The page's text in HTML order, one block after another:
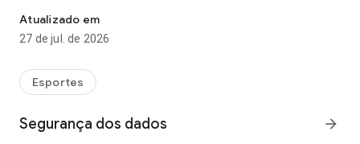
treino com videos de futebol e a possibilidade de monitorar
seu treinamento. O treino do box-to-box é inspirado no
treinamento dos jogadores profissionais e temos plano de
gramado, nível de experiência e resistência física.
jogar como um profissional! Aprenda com nossos videos de
Atualizado em
27 de jul. de 2026
Esportes
Segurança dos dados arrow_forward